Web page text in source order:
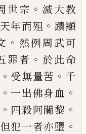
世宗 。 滅大教
年而殂 。 蹟顯
。 然例周武可
罪者 。 於此命
。 受無量苦 。 千
。 一出佛身血 。
。 四殺阿闍黎 。
但犯一者亦墮 。